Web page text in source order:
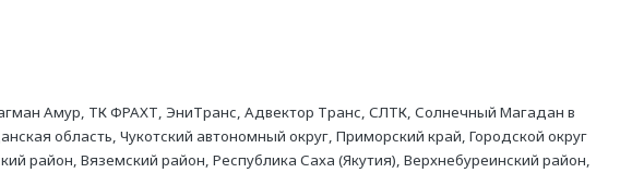
Амур, ТК ФРАХТ, ЭниТранс, Адвектор Транс, СЛТК, Солнечный Магадан в
область, Чукотский автономный округ, Приморский край, Городской округ
район, Вяземский район, Республика Саха (Якутия), Верхнебуреинский район,